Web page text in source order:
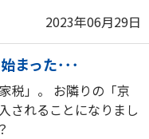
2023年06月29日
まった･･･
税」。 お隣りの「京
されることになりまし